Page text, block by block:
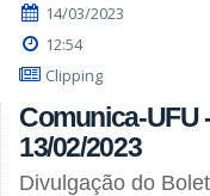
14/03/2023
12:54
Clipping
Comunica-UFU
13/02/2023
Divulgação do